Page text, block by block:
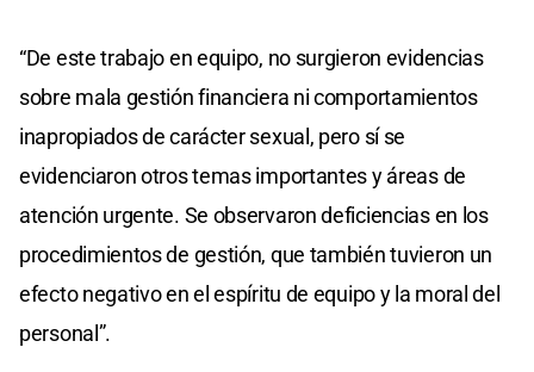
“De este trabajo en equipo, no surgieron evidencias
sobre mala gestión financiera ni comportamientos
inapropiados de carácter sexual, pero sí se
evidenciaron otros temas importantes y áreas de
atención urgente. Se observaron deficiencias en los
procedimientos de gestión, que también tuvieron un
efecto negativo en el espíritu de equipo y la moral del
personal”.